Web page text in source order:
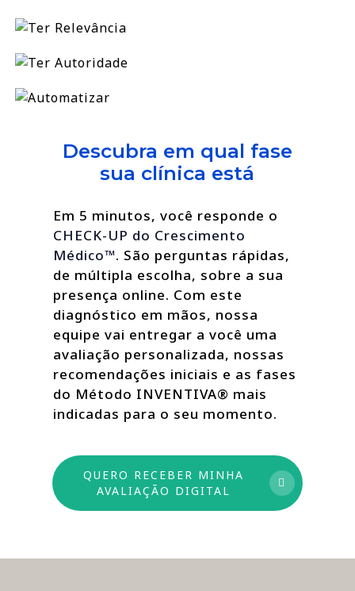
Descubra em qual fase
sua clínica está
Em 5 minutos, você responde o
CHECK-UP do Crescimento
Médico™. São perguntas rápidas,
de múltipla escolha, sobre a sua
presença online. Com este
diagnóstico em mãos, nossa
equipe vai entregar a você uma
avaliação personalizada, nossas
recomendações iniciais e as fases
do Método INVENTIVA® mais
indicadas para o seu momento.
QUERO RECEBER MINHA
AVALIAÇÃO DIGITAL